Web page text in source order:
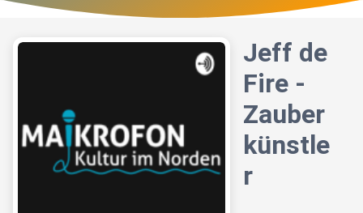
Jeff de
Fire -
Zauber
künstle
r